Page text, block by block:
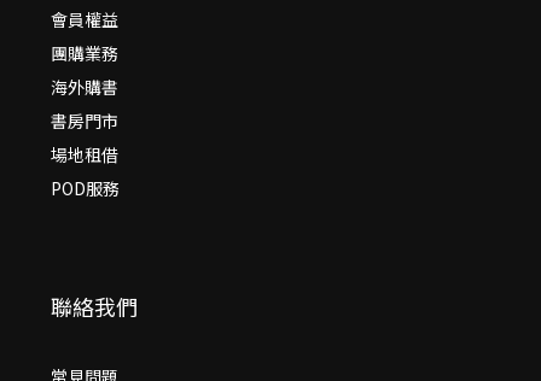
會員權益
團購業務
海外購書
書房門市
場地租借
POD服務
聯絡我們